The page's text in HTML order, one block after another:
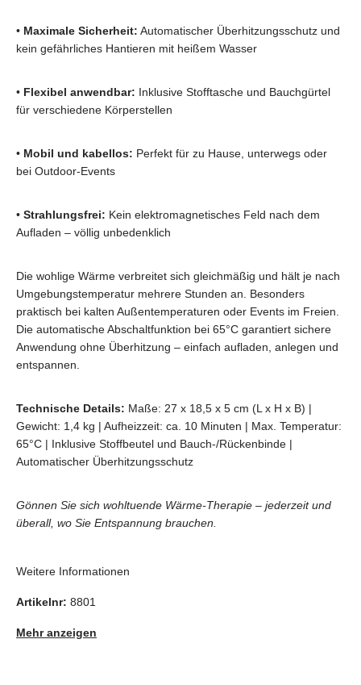
• Maximale Sicherheit: Automatischer Überhitzungsschutz und
kein gefährliches Hantieren mit heißem Wasser
• Flexibel anwendbar: Inklusive Stofftasche und Bauchgürtel
für verschiedene Körperstellen
• Mobil und kabellos: Perfekt für zu Hause, unterwegs oder
bei Outdoor-Events
• Strahlungsfrei: Kein elektromagnetisches Feld nach dem
Aufladen – völlig unbedenklich
Die wohlige Wärme verbreitet sich gleichmäßig und hält je nach
Umgebungstemperatur mehrere Stunden an. Besonders
praktisch bei kalten Außentemperaturen oder Events im Freien.
Die automatische Abschaltfunktion bei 65°C garantiert sichere
Anwendung ohne Überhitzung – einfach aufladen, anlegen und
entspannen.
Technische Details: Maße: 27 x 18,5 x 5 cm (L x H x B) |
Gewicht: 1,4 kg | Aufheizzeit: ca. 10 Minuten | Max. Temperatur:
65°C | Inklusive Stoffbeutel und Bauch-/Rückenbinde |
Automatischer Überhitzungsschutz
Gönnen Sie sich wohltuende Wärme-Therapie – jederzeit und
überall, wo Sie Entspannung brauchen.
Weitere Informationen
Artikelnr: 8801
Mehr anzeigen